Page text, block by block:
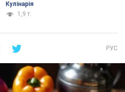
Кулінарія
1,9 т.
РУС